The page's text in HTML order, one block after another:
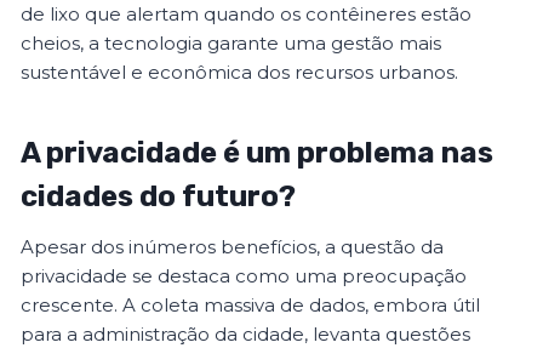
de lixo que alertam quando os contêineres estão
cheios, a tecnologia garante uma gestão mais
sustentável e econômica dos recursos urbanos.
A privacidade é um problema nas
cidades do futuro?
Apesar dos inúmeros benefícios, a questão da
privacidade se destaca como uma preocupação
crescente. A coleta massiva de dados, embora útil
para a administração da cidade, levanta questões